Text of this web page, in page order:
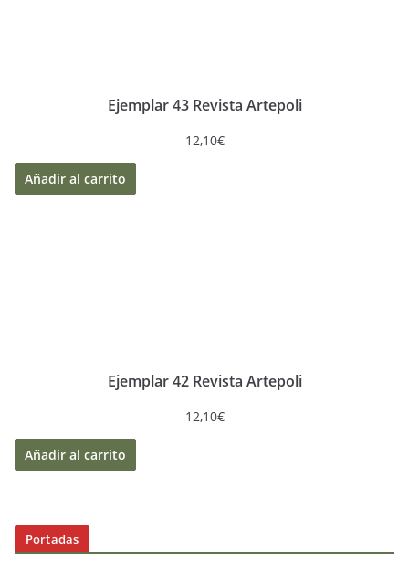
Ejemplar 43 Revista Artepoli
12,10€
Añadir al carrito
Ejemplar 42 Revista Artepoli
12,10€
Añadir al carrito
Portadas